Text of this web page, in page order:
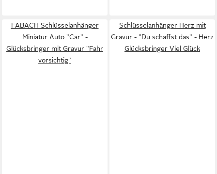
FABACH Schlüsselanhänger
Miniatur Auto "Car" -
Glücksbringer mit Gravur "Fahr
vorsichtig"
Schlüsselanhänger Herz mit
Gravur - "Du schaffst das" - Herz
Glücksbringer Viel Glück